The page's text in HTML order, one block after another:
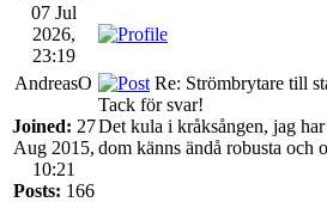
07 Jul
2026,
23:19
AndreasO
Joined: 27
Aug 2015,
10:21
Posts: 166
Re: Strömbrytare till
Tack för svar!
Det kula i kråksången, jag
dom känns ändå robusta och